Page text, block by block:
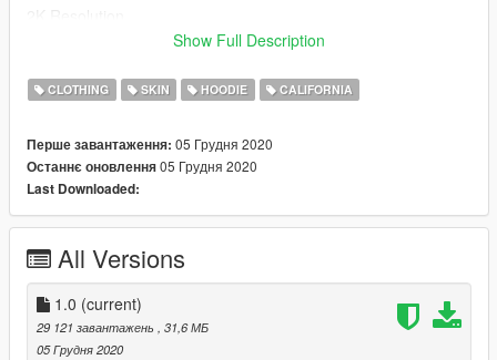
If u have any problem or requests just contact me on discord -
--------------How to install------------------
- Drag and drop files to your fivem streams folder
Done!
SINGLEPLAYER
where you can replace some files with the new files.
Done!
Vests - mp_m_freemode_01_mp_m_january2016
Hoodie - mp_m_freemode_01_mp_m_htb_01
Show Full Description
CLOTHING SKIN HOODIE CALIFORNIA
Перше завантаження: 05 Грудня 2020
Останнє оновлення05 Грудня 2020
Last Downloaded:
All Versions
1.0 (current)
29 121 завантажень
, 31,6 МБ
05 Грудня 2020